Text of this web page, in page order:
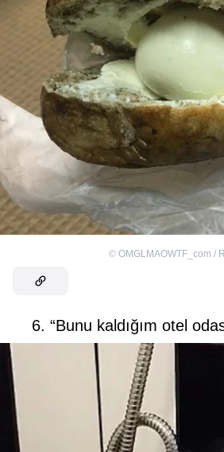
© OMGLMAOWTF_com /
6. “Bunu kaldığım otel